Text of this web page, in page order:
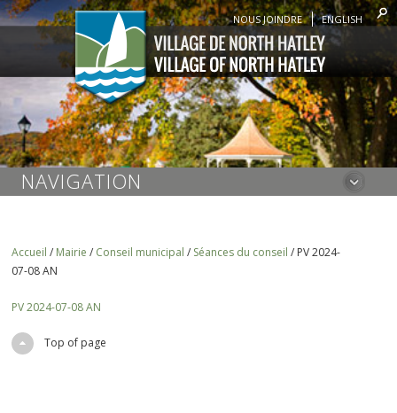
NOUS JOINDRE ENGLISH
NAVIGATION
Accueil / Mairie / Conseil municipal / Séances du conseil / PV 2024-
07-08 AN
PV 2024-07-08 AN
Top of page